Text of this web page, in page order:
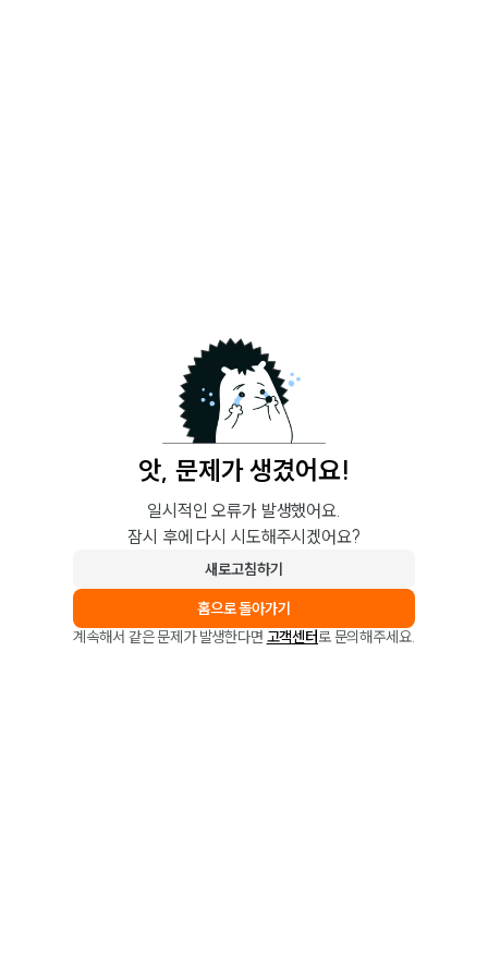
앗, 문제가 생겼어요!
일시적인 오류가 발생했어요.
잠시 후에 다시 시도해주시겠어요?
새로고침하기
홈으로 돌아가기
계속해서 같은 문제가 발생한다면 고객센터로 문의해주세요.